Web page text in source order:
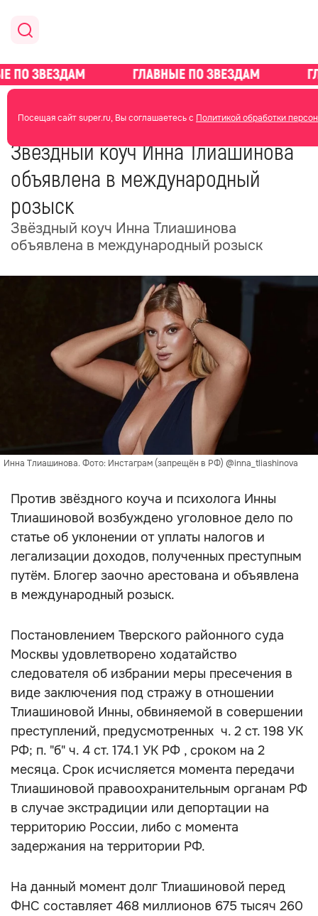
Посещая сайт super.ru, Вы соглашаетесь с Политикой обработки
Звёздный коуч Инна Тлиашинова
объявлена в международный
розыск
Звёздный коуч Инна Тлиашинова
объявлена в международный розыск
Инна Тлиашинова. Фото: Инстаграм (запрещён в РФ) @inna_tliashinova
Против звёздного коуча и психолога Инны
Тлиашиновой возбуждено уголовное дело по
статье об уклонении от уплаты налогов и
легализации доходов, полученных преступным
путём. Блогер заочно арестована и объявлена
в международный розыск.
Постановлением Тверского районного суда
Москвы удовлетворено ходатайство
следователя об избрании меры пресечения в
виде заключения под стражу в отношении
Тлиашиновой Инны, обвиняемой в совершении
преступлений, предусмотренных ч. 2 ст. 198 УК
РФ; п. "б" ч. 4 ст. 174.1 УК РФ , сроком на 2
месяца. Срок исчисляется момента передачи
Тлиашиновой правоохранительным органам РФ
в случае экстрадиции или депортации на
территорию России, либо с момента
задержания на территории РФ.
На данный момент долг Тлиашиновой перед
ФНС составляет 468 миллионов 675 тысяч 260